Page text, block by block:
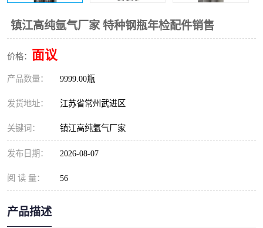
镇江高纯氩气厂家 特种钢瓶年检配件销售
价格： 面议
产品数量： 9999.00瓶
发货地址： 江苏省常州武进区
关键词： 镇江高纯氩气厂家
发布日期： 2026-08-07
阅 读 量： 56
产品描述